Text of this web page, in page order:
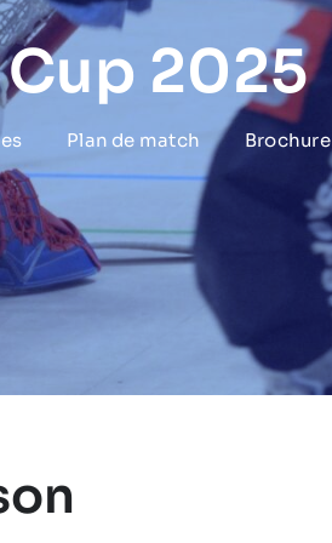
Cup 2025
Plan de match
Brochure